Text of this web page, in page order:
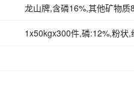
龙山牌,含磷16%,其他矿物质
1x50kgx300件,磷:12%,粉状